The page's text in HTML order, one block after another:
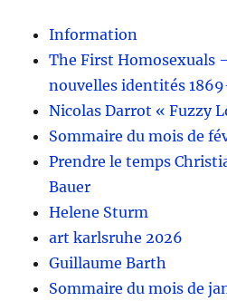
Information
The First Homosexuals
nouvelles identités
Nicolas Darrot « Fuzzy
Sommaire du mois de
Prendre le temps
Bauer
Helene Sturm
art karlsruhe 2026
Guillaume Barth
Sommaire du mois de